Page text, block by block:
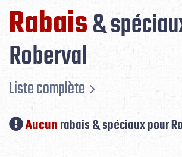
Rabais&
Roberval
Liste complète
Aucunrabais & spéciaux pour